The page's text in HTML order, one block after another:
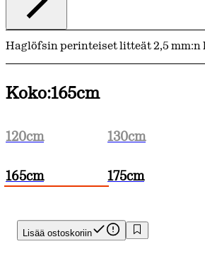
Lisää ostoskoriin
Haglöfsin perinteiset litteät 2,5 mm:n
Koko:165cm
120cm 130cm
165cm 175cm